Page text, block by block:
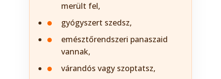
merült fel,
gyógyszert szedsz,
emésztőrendszeri panaszaid
vannak,
várandós vagy szoptatsz,